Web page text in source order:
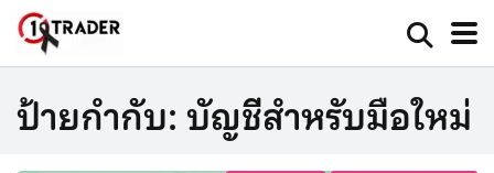
ป้ายกำกับ:บัญชีสำหรับมือใหม่